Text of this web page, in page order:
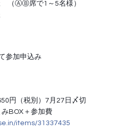
（ⒶⒷ席で1～5名様）
参加申込み
円（税別）7月27日〆切
BOX＋参加費
items/31337435